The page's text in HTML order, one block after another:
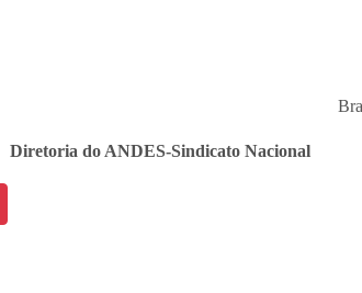
Diretoria do ANDES-Sindicato Nacional